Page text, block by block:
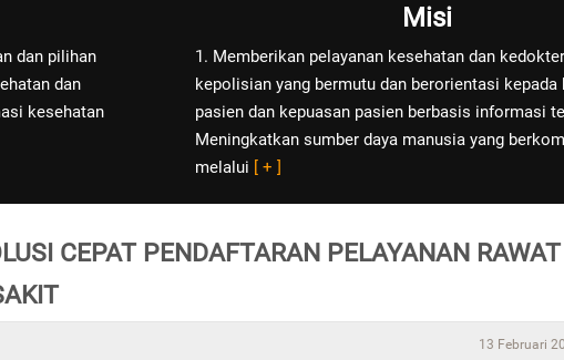
dan pilihan
dan
kesehatan
Misi
1. Memberikan pelayanan kesehatan dan
kepolisian yang bermutu dan berorientasi kepada
pasien dan kepuasan pasien berbasis informasi
Meningkatkan sumber daya manusia yang
melalui [ + ]
CEPAT PENDAFTARAN PELAYANAN
13 Februari